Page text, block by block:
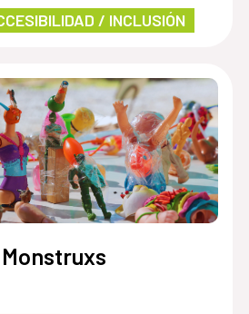
centros culturales”
/ INCLUSIÓN